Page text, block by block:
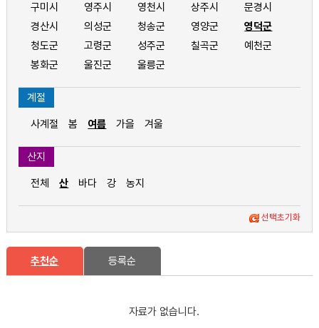
구미시
영주시 영천시 상주시
문경시
경산시
의성군 청송군 영양군
영덕군
청도군
고령군 성주군 칠곡군
예천군
봉화군
울진군 울릉군
계절
사계절 봄 여름 가을 겨울
산지
전체 산 바다 강 농지
선택초기화
추천순 등록순
자료가 없습니다.